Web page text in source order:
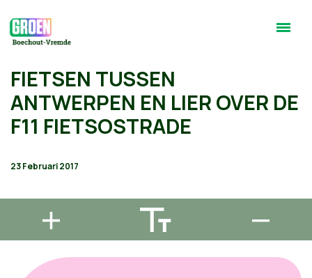
FIETSEN TUSSEN
ANTWERPEN EN LIER OVER DE
F11 FIETSOSTRADE
23 Februari 2017